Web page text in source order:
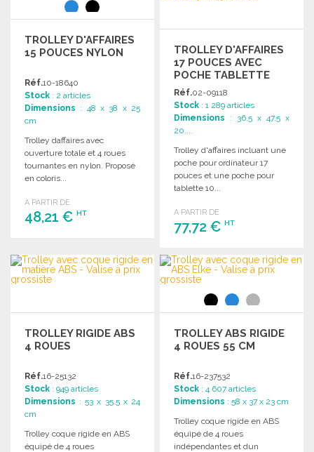
TROLLEY D'AFFAIRES
15 POUCES NYLON
Réf.10-18640
Stock : 2 articles
Dimensions : 48 x 38 x 25
cm
Trolley daffaires avec
ouverture totale et 4 roues
tournantes en nylon. Proposé
en coloris...
A PARTIR DE
48,21 € HT
Demander un devis
TROLLEY D'AFFAIRES
17 POUCES AVEC
POCHE TABLETTE
Réf.02-09118
Stock : 1 289 articles
Dimensions : 36.5 x 47.5 x
20....
Trolley d'affaires incluant une
poche pour ordinateur 17
pouces et une poche pour
tablette 10...
A PARTIR DE
77,72 €HT
COMMANDER
Demander un devis
TROLLEY RIGIDE ABS
4 ROUES
Réf.16-25132
Stock : 949 articles
Dimensions : 53 x 35.5 x 24
cm
Trolley coque rigide en ABS
équipé de 4 roues
TROLLEY ABS RIGIDE
4 ROUES 55 CM
Réf.16-237532
Stock : 4 607 articles
Dimensions : 58 x 37 x 23 cm
Trolley coque rigide en ABS
équipé de 4 roues
indépendantes et dun